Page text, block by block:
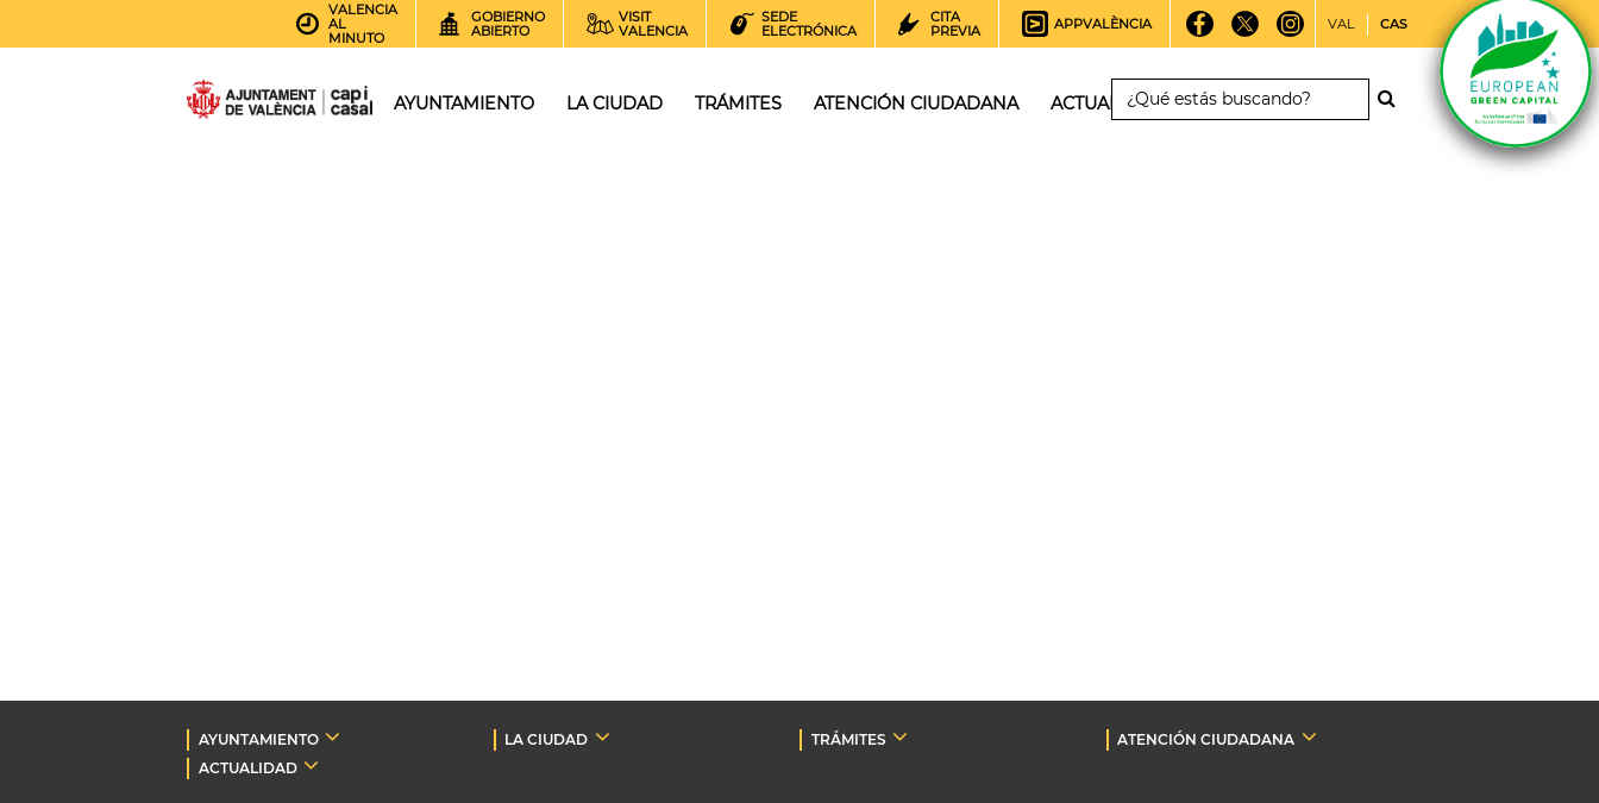
VALENCIA
AL
MINUTO
GOBIERNO
ABIERTO
VISIT
VALENCIA
SEDE
ELECTRÓNICA
CITA
PREVIA
APPVALÈNCIA VAL CAS
AYUNTAMIENTO LA CIUDAD TRÁMITES ATENCIÓN CIUDADANA ACTUALIDAD
AYUNTAMIENTO LA CIUDAD TRÁMITES
ATENCIÓN CIUDADANA
ACTUALIDAD